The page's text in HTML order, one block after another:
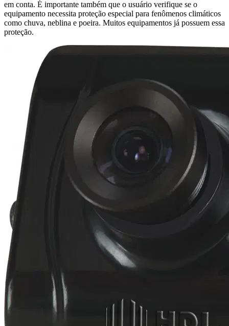
em conta. É importante também que o usuário verifique se o
equipamento necessita proteção especial para fenômenos climáticos
como chuva, neblina e poeira. Muitos equipamentos já possuem essa
proteção.